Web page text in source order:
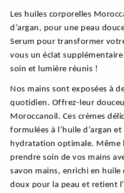
Les huiles corporelles
d’argan, pour une peau
Serum pour transformer
vous un éclat supplémentaire
soin et lumière réunis !
Nos mains sont exposées à
quotidien. Offrez-leur
Moroccanoil. Ces crèmes
formulées à l’huile d’argan
hydratation optimale. Même
prendre soin de vos mains
savon mains, enrichi en huile
doux pour la peau et retient